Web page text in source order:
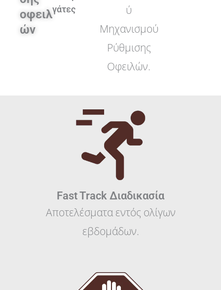
οφειλ
ών
γάτες
ύ
Μηχανισμού
Ρύθμισης
Οφειλών.
Fast Track Διαδικασία
Αποτελέσματα εντός ολίγων
εβδομάδων.